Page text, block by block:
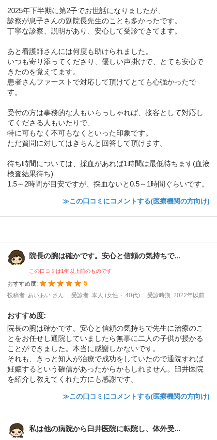
2025年下半期に第2子でお世話になりましたが、
診察が息子さんの副院長先生のことも多かったです。
丁寧な診察、説明があり、安心して受診できてます。
あと看護師さんには何度も助けられました。
いつも寄り添ってくださり、優しい声掛けで、とても安心で
きたのを覚えてます。
患者さんファーストで対応して頂けてとても心強かったで
す。
受付の方は事務的な人もいらっしゃれば、接客として対応し
てくださる人もいたりで、
特に可もなく不可もなくといった印象です。
ただ質問に対してはきちんと回答して頂けます。
待ち時間については、採血があれば1時間は最低待ちます(血液
検査結果待ち)
1.5～2時間が目安ですが、採血ないと0.5～1時間ぐらいです。
≫この口コミにコメントする(医療機関の方向け)
院長の腕は確かです。安心と信頼の気持ちで...
この口コミは1年以上前のものです
おすすめ度: 5
投稿者: あいあい さん 受診者: 本人 (女性・ 40代) 受診時期: 2022年以前
おすすめ度:
院長の腕は確かです。安心と信頼の気持ちで先生に治療のこ
とをお任せし通院していましたら無事に二人の子供が授かる
ことができました。本当に感謝しかないです。
それも、きっと知人が治療で成功をしていたので通院すれば
妊娠するという確信があったからかもしれません。臼井医院
を紹介し教えてくれた方にも感謝です。
≫この口コミにコメントする(医療機関の方向け)
私は他の病院から臼井医院に転院し、体外受...